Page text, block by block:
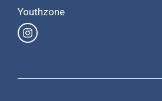
Youthzone